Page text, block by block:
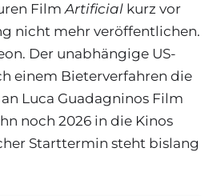
FilmArtificial kurz vor
nicht mehr veröffentlichen.
Der unabhängige US-
einem Bieterverfahren die
Luca Guadagninos Film
noch 2026 in die Kinos
Starttermin steht bislang